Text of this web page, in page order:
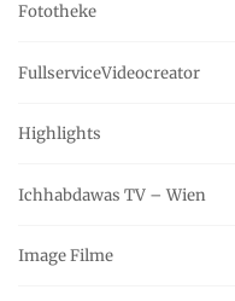
Fototheke
FullserviceVideocreator
Highlights
Ichhabdawas TV – Wien
Image Filme